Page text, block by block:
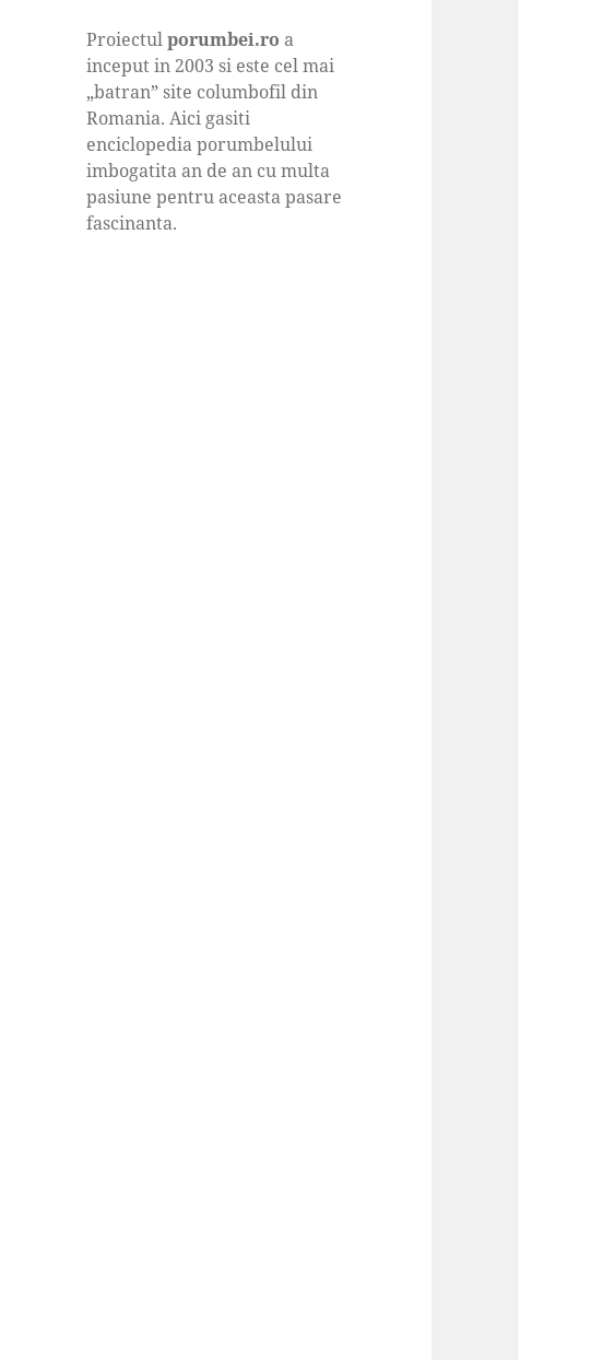
Proiectulporumbei.ro a
inceput in 2003 si este cel mai
„batran” site columbofil din
Romania. Aici gasiti
enciclopedia porumbelului
imbogatita an de an cu multa
pasiune pentru aceasta pasare
fascinanta.